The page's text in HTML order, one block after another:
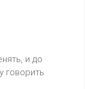
и до
говорить